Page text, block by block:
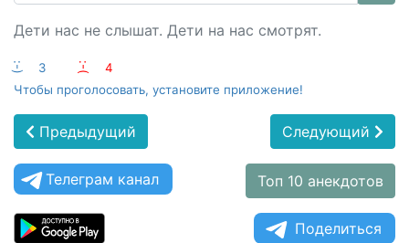
Дети нас не слышат. Дети на нас смотрят.
:-) 3 :-(
4
Чтобы проголосовать, установите приложение!
Предыдущий Следующий
Телеграм канал Топ 10 анекдотов
Поделиться